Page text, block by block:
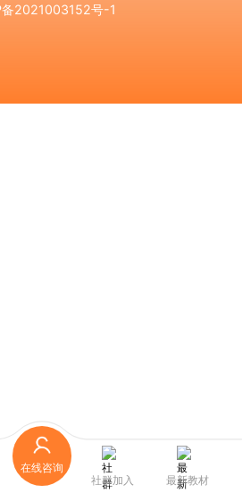
备2021003152号-1
在线咨询
社群加入
最新教材